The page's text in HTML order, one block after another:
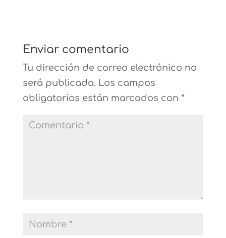
Enviar comentario
Tu dirección de correo electrónico no
será publicada. Los campos
obligatorios están marcados con *